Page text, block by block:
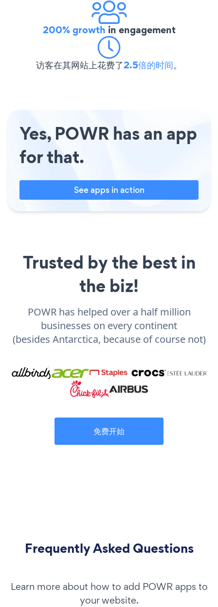
200% growth in engagement
访客在其网站上花费了2.5倍的时间。
Yes, POWR has an app
for that.
See apps in action
Trusted by the best in
the biz!
POWR has helped over a half million
businesses on every continent
(besides Antarctica, because of course not)
免费开始
Frequently Asked Questions
Learn more about how to add POWR apps to
your website.